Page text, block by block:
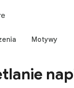
Motywy